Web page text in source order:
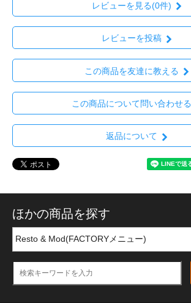
レビューを見る(0件)
レビューを投稿
この商品を友達に教える
この商品について問い合わせる
返品について
ほかの商品を探す